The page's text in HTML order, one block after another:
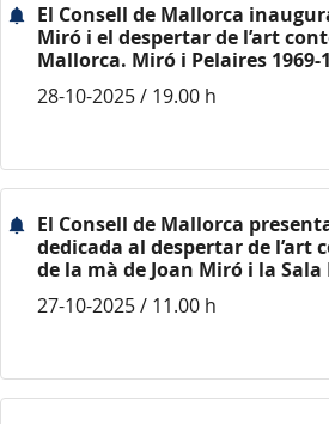
El Consell de Mallorca
Miró i el despertar de l’art
Mallorca. Miró i Pelaires 1969-
28-10-2025 / 19.00 h
El Consell de Mallorca
dedicada al despertar de l’art
de la mà de Joan Miró i la Sala
27-10-2025 / 11.00 h